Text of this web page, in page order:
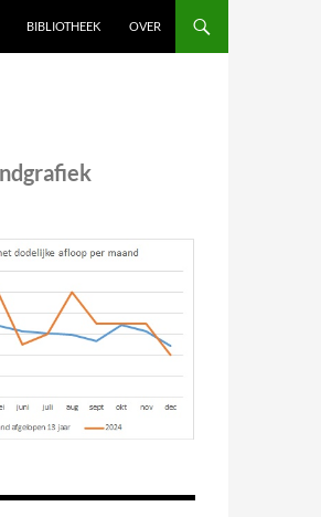
BIBLIOTHEEK OVER